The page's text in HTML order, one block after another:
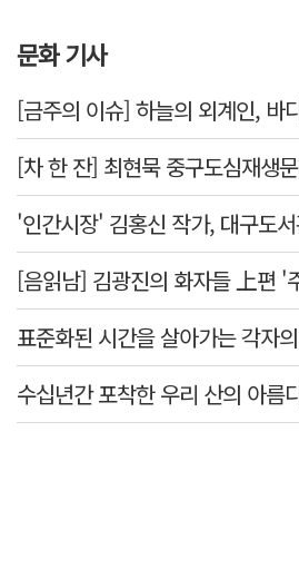
문화 기사
'인간시장' 김홍신 작가, 대구도